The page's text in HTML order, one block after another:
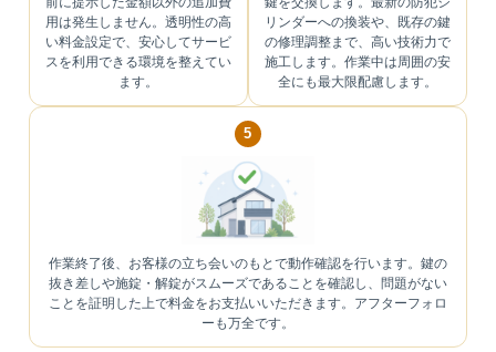
用は発生しません。透明性の高
い料金設定で、安心してサービ
スを利用できる環境を整えてい
ます。
リンダーへの換装や、既存の鍵
の修理調整まで、高い技術力で
施工します。作業中は周囲の安
全にも最大限配慮します。
5
作業終了後、お客様の立ち会いのもとで動作確認を行います。鍵の
抜き差しや施錠・解錠がスムーズであることを確認し、問題がない
ことを証明した上で料金をお支払いいただきます。アフターフォロ
ーも万全です。